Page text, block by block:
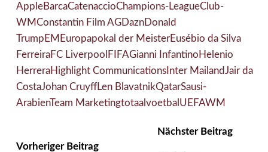
AppleBarcaCatenaccioChampions-LeagueClub-
WMConstantin Film AGDaznDonald
Trump EM Europapokal der MeisterEusébio da Silva
FerreiraFC Liverpool FIFAGianni Infantino Helenio
HerreraHighlight CommunicationsInter MailandJair da
CostaJohan CruyffLen BlavatnikQatarSausi-
ArabienTeam Marketingtotaalvoetbal UEFAWM
Vorheriger Beitrag
Nächster Beitrag